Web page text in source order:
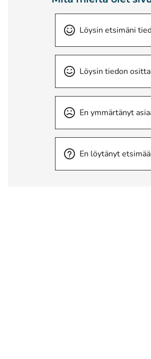
Löysin etsimäni
Löysin tiedon
En ymmärtänyt
En löytänyt